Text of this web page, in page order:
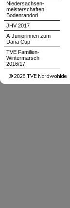
Niedersachsen-
meisterschaften
Bodenrandori
JHV 2017
A-Juniorinnen zum
Dana Cup
TVE Familien-
Wintermarsch
2016/17